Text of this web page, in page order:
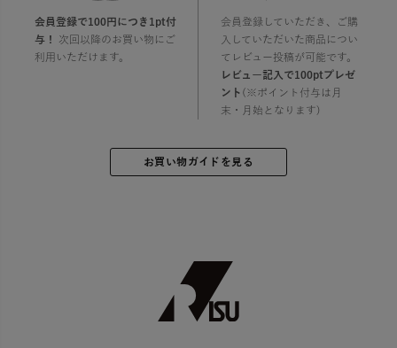
会員登録で100円につき1pt付
与！
次回以降のお買い物にご
利用いただけます。
会員登録していただき、ご購
入していただいた商品につい
てレビュー投稿が可能です。
レビュー記入で100ptプレゼ
ント (※ポイント付与は月
末・月始となります)
お買い物ガイドを見る